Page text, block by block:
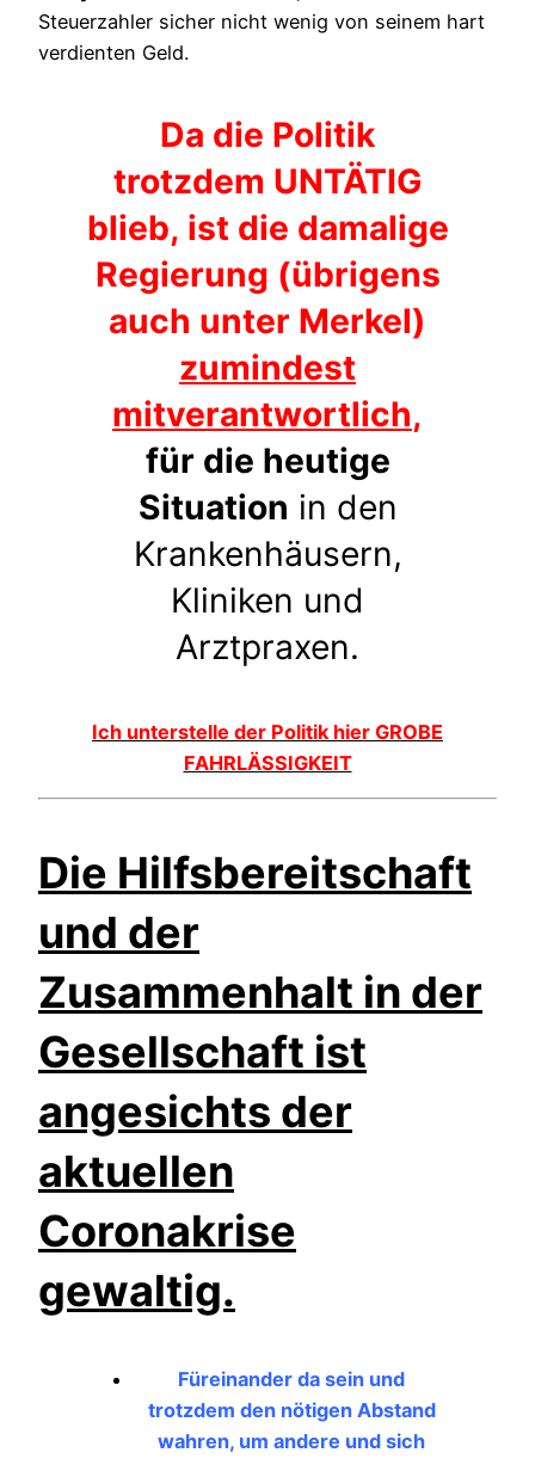
Steuerzahler sicher nicht wenig von seinem hart
verdienten Geld.
Da die Politik
trotzdem UNTÄTIG
blieb, ist die damalige
Regierung (übrigens
auch unter Merkel)
zumindest
mitverantwortlich,
für die heutige
Situation in den
Krankenhäusern,
Kliniken und
Arztpraxen.
Ich unterstelle der Politik hier GROBE
FAHRLÄSSIGKEIT
Die Hilfsbereitschaft
und der
Zusammenhalt in der
Gesellschaft ist
angesichts der
aktuellen
Coronakrise
gewaltig.
Füreinander da sein und
trotzdem den nötigen Abstand
wahren, um andere und sich